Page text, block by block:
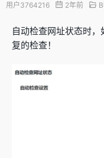
用户3764216 2年前
自动检查网址状态时
复的检查！